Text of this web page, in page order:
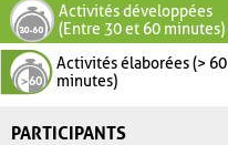
Activités développées
(Entre 30 et 60 minutes)
Activités élaborées (> 60
minutes)
PARTICIPANTS